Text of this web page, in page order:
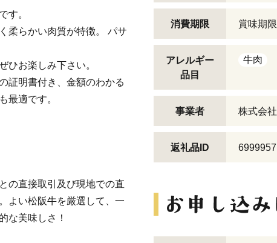
す。
柔らかい肉質が特徴。 パサ
ひお楽しみ下さい。
証明書付き、金額のわかる
最適です。
の直接取引及び現地での直
よい松阪牛を厳選して、一
な美味しさ！
消費期限 賞味期
アレルギー
品目
牛肉
事業者 株式会
返礼品ID 6999957